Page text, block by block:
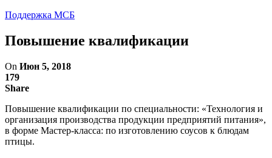
Поддержка МСБ
Повышение квалификации
On Июн 5, 2018
179
Share
Повышение квалификации по специальности: «Технология и
организация производства продукции предприятий питания»,
в форме Мастер-класса: по изготовлению соусов к блюдам
птицы.